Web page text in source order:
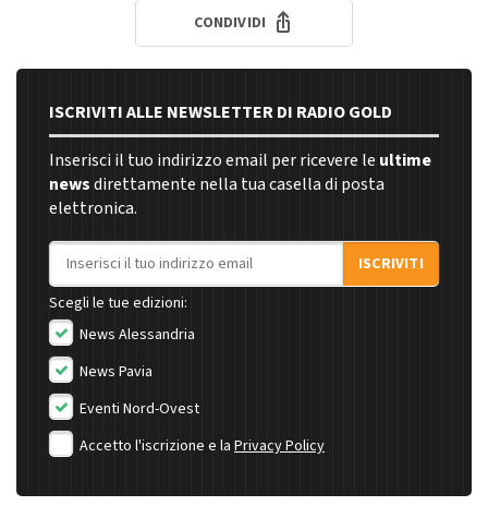
CONDIVIDI
ISCRIVITI ALLE NEWSLETTER DI RADIO GOLD
Inserisci il tuo indirizzo email per ricevere le ultime
newsdirettamente nella tua casella di posta
elettronica.
Indirizzo email
ISCRIVITI
Scegli le tue edizioni:
News Alessandria
News Pavia
Eventi Nord-Ovest
Accetto l'iscrizione e la Privacy Policy